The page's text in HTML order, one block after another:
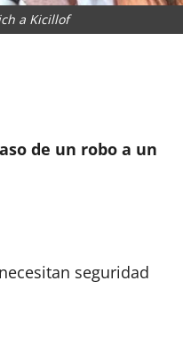
a Kicillof
de un robo a un
seguridad